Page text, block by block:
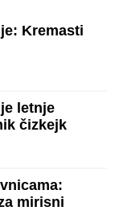
Kremasti
letnje
čizkejk
mirisni